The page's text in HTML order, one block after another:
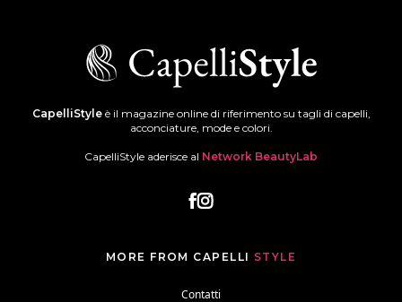
CapelliStyleè il magazine online di riferimento su tagli di capelli,
acconciature, mode e colori.
CapelliStyle aderisce al Network BeautyLab
MORE FROM CAPELLI STYLE
Contatti